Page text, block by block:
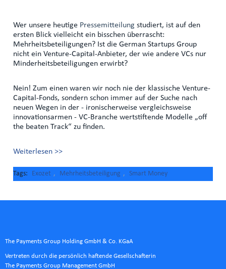
Wer unsere heutige Pressemitteilungstudiert, ist auf den
ersten Blick vielleicht ein bisschen überrascht:
Mehrheitsbeteiligungen? Ist die German Startups Group
nicht ein Venture-Capital-Anbieter, der wie andere VCs nur
Minderheitsbeteiligungen erwirbt?
Nein! Zum einen waren wir noch nie der klassische Venture-
Capital-Fonds, sondern schon immer auf der Suche nach
neuen Wegen in der - ironischerweise vergleichsweise
innovationsarmen - VC-Branche wertstiftende Modelle „off
the beaten Track“ zu finden.
Weiterlesen >>
Tags Exozet , Mehrheitsbeteiligung , Smart Money
The Payments Group Holding GmbH & Co. KGaA
Vertreten durch die persönlich haftende Gesellschafterin
The Payments Group Management GmbH